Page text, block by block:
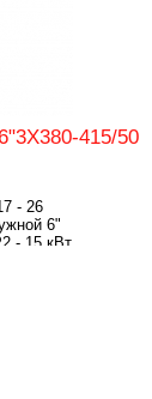
415/50
- 26
6"
- 15 кВт